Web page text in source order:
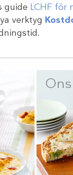
guide LCHF för
verktyg
Ons